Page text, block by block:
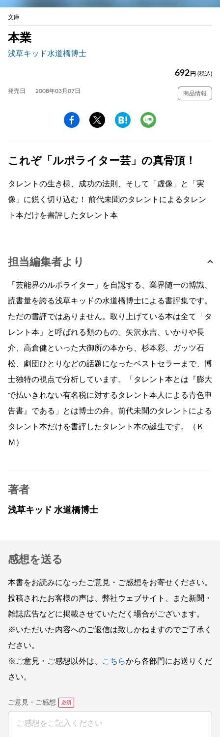
文庫
本業
浅草キッド水道橋博士
692 円 (税込)
発売日 2008年03月07日 商品情報
これぞ「ルポライター芸」の真骨頂！
タレントの生き様、成功の法則、そして「虚像」と「実
像」に鋭く切り込む！ 前代未聞のタレントによるタレン
ト本だけを書評したタレント本
担当編集者より
「芸能界のルポライター」を自認する、業界随一の博識、
読書量を誇る浅草キッドの水道橋博士による書評集です。
ただの書評ではありません。取り上げている本は全て「タ
レント本」と呼ばれる類のもの。矢沢永吉、いかりや長
介、高倉健といった大御所の本から、杉本彩、ガッツ石
松、劇団ひとりなどの話題になったベストセラーまで、博
士独特の視点で分析しています。「タレント本とは『膨大
で払いきれない有名税に対するタレント本人による青色申
告書』である」とは博士の弁。前代未聞のタレントによる
タレント本だけを書評したタレント本の誕生です。（Ｋ
Ｍ）
著者
浅草キッド 水道橋博士
感想を送る
本書をお読みになったご意見・ご感想をお寄せください。
投稿されたお客様の声は、弊社ウェブサイト、また新聞・
雑誌広告などに掲載させていただく場合がございます。
※いただいた内容へのご返信は致しかねますのでご了承く
ださい。
※ご意見・ご感想以外は、
こちらから各部門にお送りくだ
さい。
ご意見・ご感想